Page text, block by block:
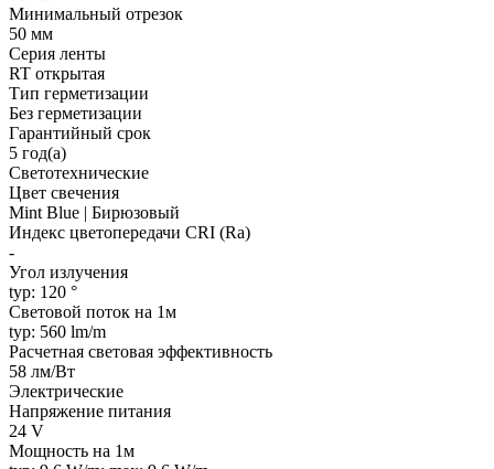
Минимальный отрезок
50 мм
Серия ленты
RT открытая
Тип герметизации
Без герметизации
Гарантийный срок
5 год(а)
Светотехнические
Цвет свечения
Mint Blue | Бирюзовый
Индекс цветопередачи CRI (Ra)
-
Угол излучения
typ: 120 °
Световой поток на 1м
typ: 560 lm/m
Расчетная световая эффективность
58 лм/Вт
Электрические
Напряжение питания
24 V
Мощность на 1м